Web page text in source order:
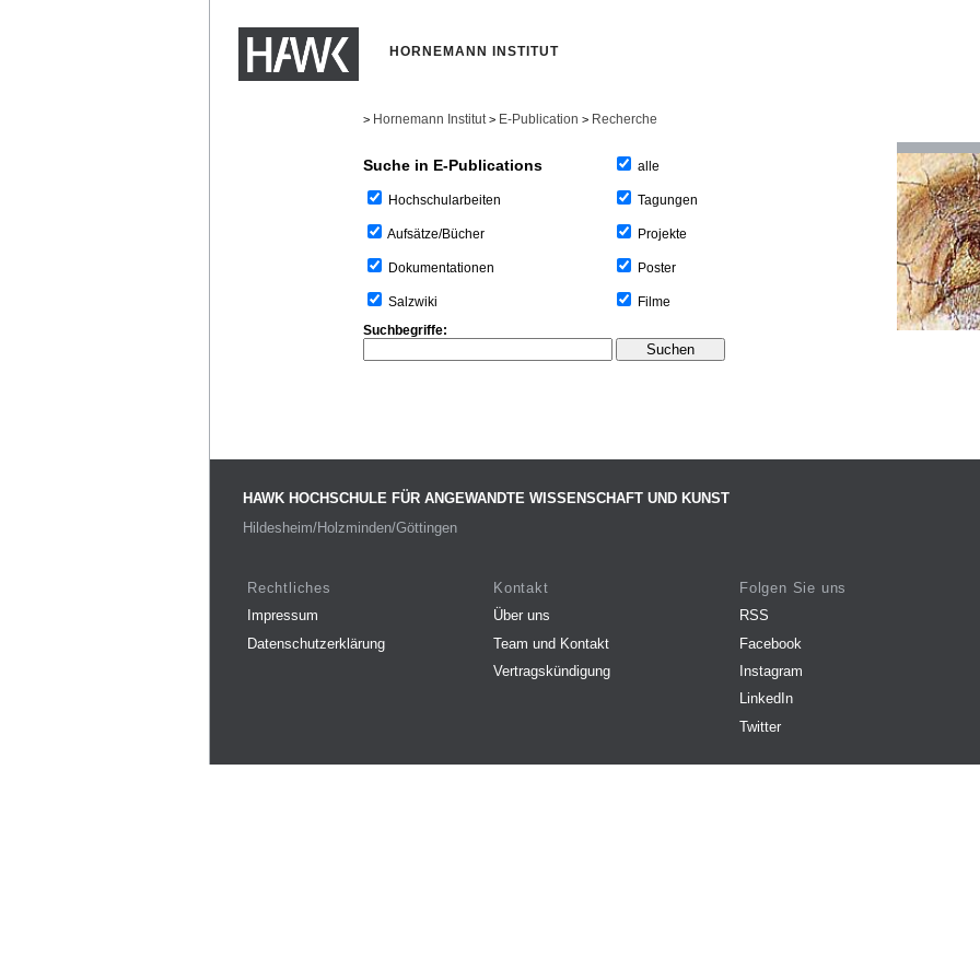
HORNEMANN INSTITUT
> Hornemann Institut > E-Publication > Recherche
Suche in E-Publications
Hochschularbeiten
Aufsätze/Bücher
Dokumentationen
Salzwiki
alle
Tagungen
Projekte
Poster
Filme
Suchbegriffe:
HAWK HOCHSCHULE FÜR ANGEWANDTE WISSENSCHAFT UND KUNST
Hildesheim/Holzminden/Göttingen
Rechtliches
Impressum
Datenschutzerklärung
Kontakt
Über uns
Team und Kontakt
Vertragskündigung
Folgen Sie uns
RSS
Facebook
Instagram
LinkedIn
Twitter